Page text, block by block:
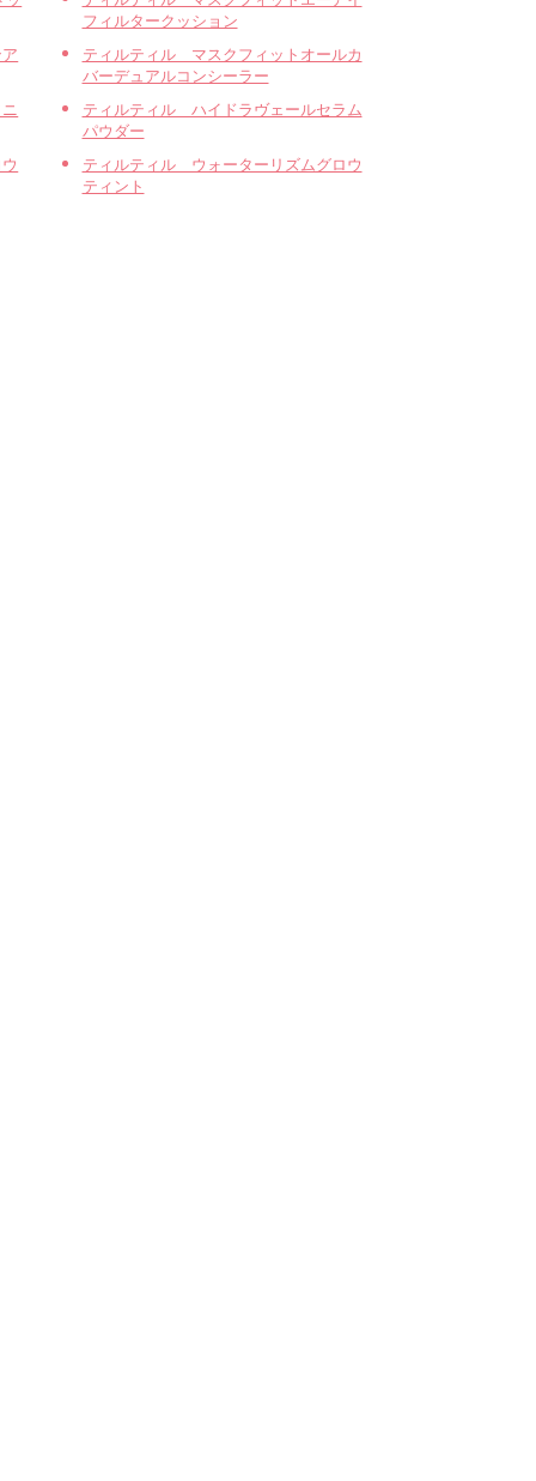
フィルタークッション
ティルティル マスクフィットオールカ
バーデュアルコンシーラー
ティルティル ハイドラヴェールセラム
パウダー
ティルティル ウォーターリズムグロウ
ティント